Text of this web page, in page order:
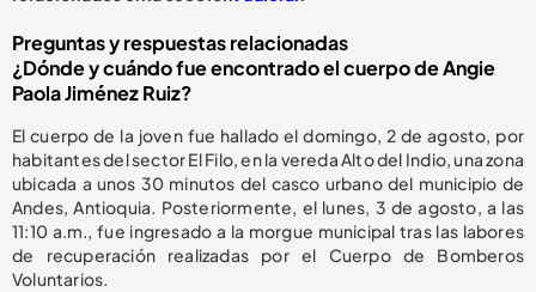
Preguntas y respuestas relacionadas
¿Dónde y cuándo fue encontrado el cuerpo de Angie
Paola Jiménez Ruiz?
El cuerpo de la joven fue hallado el domingo, 2 de agosto, por
habitantes del sector El Filo, en la vereda Alto del Indio, una zona
ubicada a unos 30 minutos del casco urbano del municipio de
Andes, Antioquia. Posteriormente, el lunes, 3 de agosto, a las
11:10 a.m., fue ingresado a la morgue municipal tras las labores
de recuperación realizadas por el Cuerpo de Bomberos
Voluntarios.